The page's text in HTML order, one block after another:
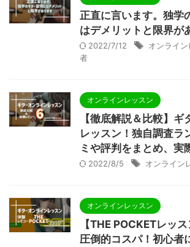
正直に言います。独学
はデメリットと限界が
2022/7/12 オンライ
者
オンラインレッスン
【徹底解説＆比較】ギ
レッスン！独自調査ラ
ミや評判をまとめ、実
2022/8/5 オンライン
オンラインレッスン
【THE POCKETレッ
圧倒的コスパ！初心者